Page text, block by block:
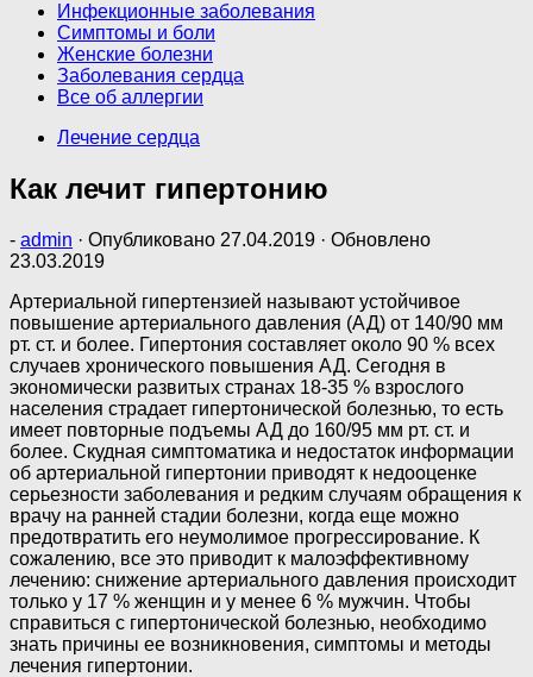
Инфекционные заболевания
Симптомы и боли
Женские болезни
Заболевания сердца
Все об аллергии
Лечение сердца
Как лечит гипертонию
- admin · Опубликовано 27.04.2019 · Обновлено
23.03.2019
Артериальной гипертензией называют устойчивое
повышение артериального давления (АД) от 140/90 мм
рт. ст. и более. Гипертония составляет около 90 % всех
случаев хронического повышения АД. Сегодня в
экономически развитых странах 18-35 % взрослого
населения страдает гипертонической болезнью, то есть
имеет повторные подъемы АД до 160/95 мм рт. ст. и
более. Скудная симптоматика и недостаток информации
об артериальной гипертонии приводят к недооценке
серьезности заболевания и редким случаям обращения к
врачу на ранней стадии болезни, когда еще можно
предотвратить его неумолимое прогрессирование. К
сожалению, все это приводит к малоэффективному
лечению: снижение артериального давления происходит
только у 17 % женщин и у менее 6 % мужчин. Чтобы
справиться с гипертонической болезнью, необходимо
знать причины ее возникновения, симптомы и методы
лечения гипертонии.